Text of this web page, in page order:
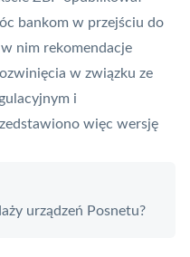
bankom w przejściu do
nim rekomendacje
w związku ze
i
więc wersję
urządzeń Posnetu?